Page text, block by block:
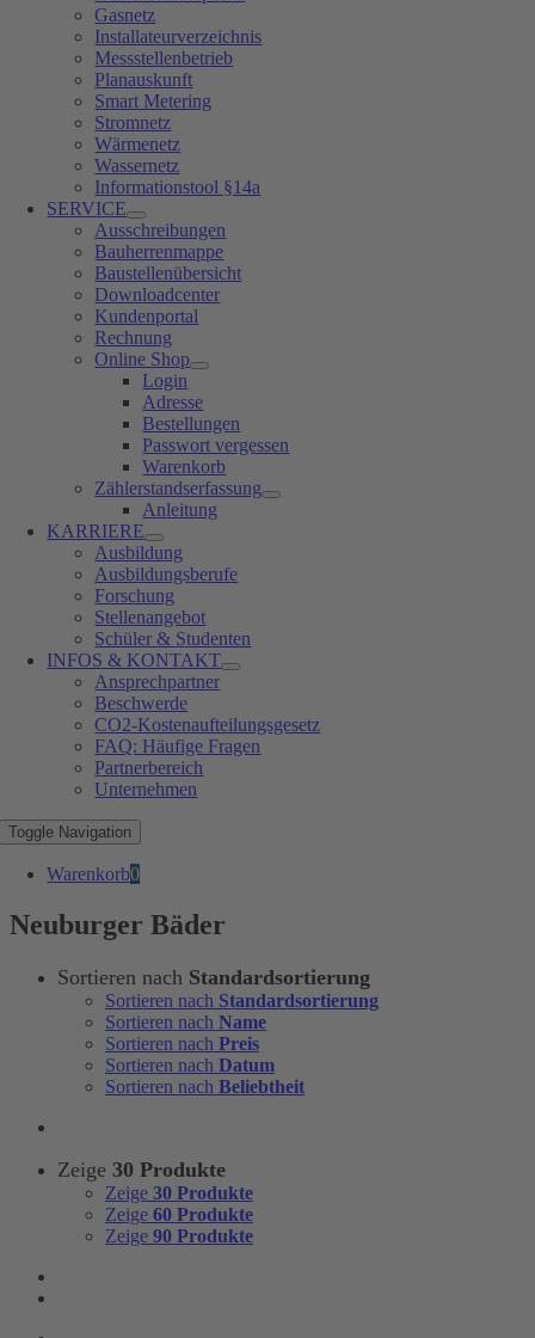
Gasnetz
Installateurverzeichnis
Messstellenbetrieb
Planauskunft
Smart Metering
Stromnetz
Wärmenetz
Wassernetz
Informationstool §14a
SERVICE
Ausschreibungen
Bauherrenmappe
Baustellenübersicht
Downloadcenter
Kundenportal
Rechnung
Online Shop
Login
Adresse
Bestellungen
Passwort vergessen
Warenkorb
Zählerstandserfassung
Anleitung
KARRIERE
Ausbildung
Ausbildungsberufe
Forschung
Stellenangebot
Schüler & Studenten
INFOS & KONTAKT
Ansprechpartner
Beschwerde
CO2-Kostenaufteilungsgesetz
FAQ: Häufige Fragen
Partnerbereich
Unternehmen
Toggle Navigation
Warenkorb0
Neuburger Bäder
Sortieren nach Standardsortierung
Sortieren nach Standardsortierung
Sortieren nach Name
Sortieren nach Preis
Sortieren nach Datum
Sortieren nach Beliebtheit
Zeige 30 Produkte
Zeige 30 Produkte
Zeige 60 Produkte
Zeige 90 Produkte